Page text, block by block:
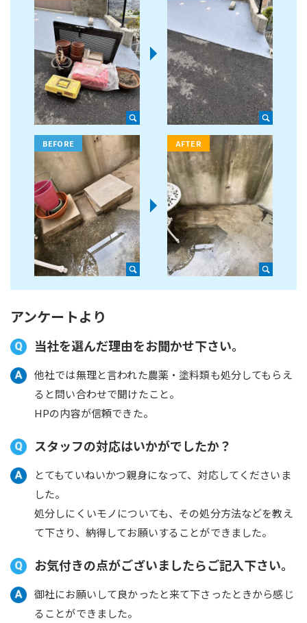
アンケートより
当社を選んだ理由をお聞かせ下さい。
他社では無理と言われた農薬・塗料類も処分してもらえ
ると問い合わせで聞けたこと。
HPの内容が信頼できた。
スタッフの対応はいかがでしたか？
とてもていねいかつ親身になって、対応してくださいま
した。
処分しにくいモノについても、その処分方法などを教え
て下さり、納得してお願いすることができました。
お気付きの点がございましたらご記入下さい。
御社にお願いして良かったと来て下さったときから感じ
ることができました。